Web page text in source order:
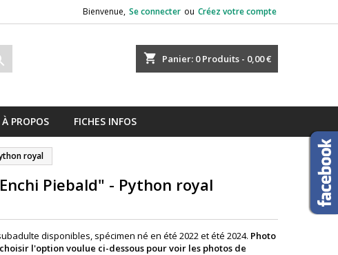
Bienvenue, Se connecter ou Créez votre compte
shopping_cart Panier: 0Produits - 0,00 €
À PROPOS FICHES INFOS
royal
Piebald" - Python royal
disponibles, spécimen né en été 2022 et été 2024. Photo
l'option voulue ci-dessous pour voir les photos de